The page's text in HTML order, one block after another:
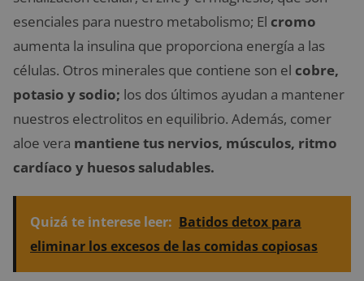
esenciales para nuestro metabolismo; El cromo
aumenta la insulina que proporciona energía a las
células. Otros minerales que contiene son el cobre,
potasio y sodio; los dos últimos ayudan a mantener
nuestros electrolitos en equilibrio. Además, comer
aloe vera mantiene tus nervios, músculos, ritmo
cardíaco y huesos saludables.
Quizá te interese leer: Batidos detox para
eliminar los excesos de las comidas copiosas